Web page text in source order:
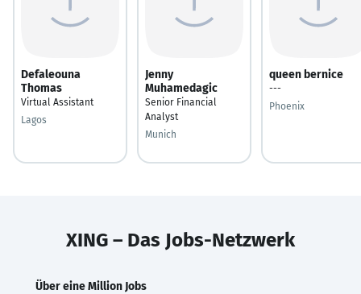
Defaleouna
Thomas
Virtual Assistant
Lagos
Jenny
Muhamedagic
Senior Financial
Analyst
Munich
queen bernice
---
Phoenix
XING – Das Jobs-Netzwerk
Über eine Million Jobs